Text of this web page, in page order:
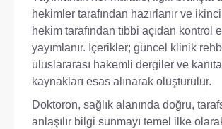
hekimler tarafından hazırlanır ve
hekim tarafından tıbbi açıdan kontrol
yayımlanır. İçerikler; güncel klinik
uluslararası hakemli dergiler ve kanıta
kaynakları esas alınarak oluşturulur.
Doktoron, sağlık alanında doğru,
anlaşılır bilgi sunmayı temel ilke